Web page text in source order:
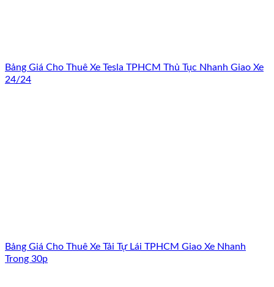
Bảng Giá Cho Thuê Xe Tesla TPHCM Thủ Tục Nhanh Giao Xe
24/24
Bảng Giá Cho Thuê Xe Tải Tự Lái TPHCM Giao Xe Nhanh
Trong 30p